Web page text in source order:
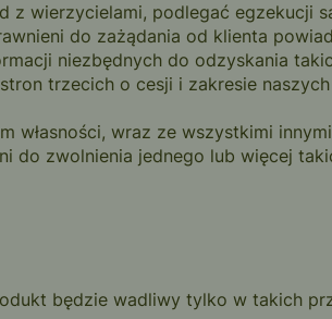
z wierzycielami, podlegać
do zażądania od klienta
niezbędnych do odzyskania
trzecich o cesji i zakresie naszych
wraz ze wszystkimi
zwolnienia jednego lub więcej
będzie wadliwy tylko w takich